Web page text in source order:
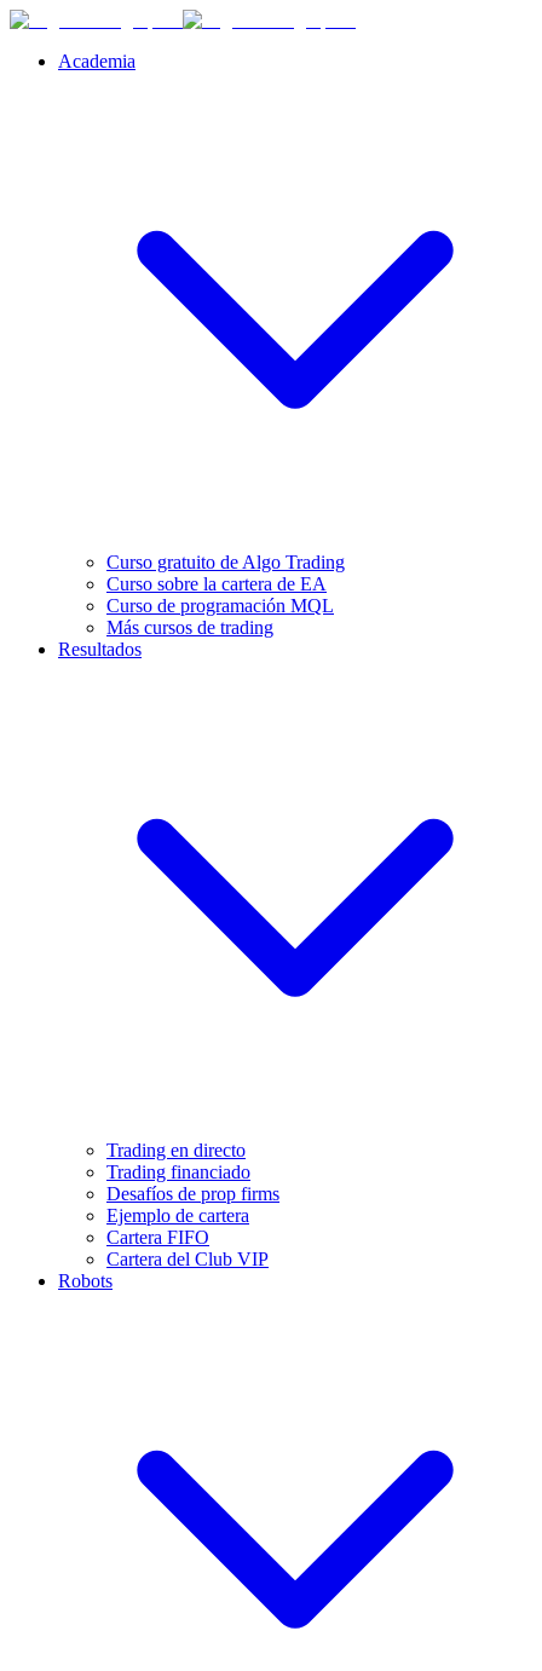
Academia
Curso gratuito de Algo Trading
Curso sobre la cartera de EA
Curso de programación MQL
Más cursos de trading
Resultados
Trading en directo
Trading financiado
Desafíos de prop firms
Ejemplo de cartera
Cartera FIFO
Cartera del Club VIP
Robots